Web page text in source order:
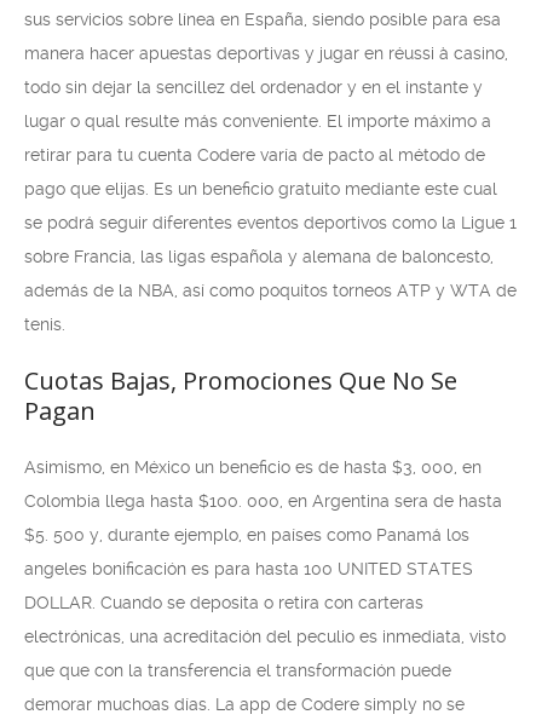
sus servicios sobre línea en España, siendo posible para esa
manera hacer apuestas deportivas y jugar en réussi à casino,
todo sin dejar la sencillez del ordenador y en el instante y
lugar o qual resulte más conveniente. El importe máximo a
retirar para tu cuenta Codere varía de pacto al método de
pago que elijas. Es un beneficio gratuito mediante este cual
se podrá seguir diferentes eventos deportivos como la Ligue 1
sobre Francia, las ligas española y alemana de baloncesto,
además de la NBA, así como poquitos torneos ATP y WTA de
tenis.
Cuotas Bajas, Promociones Que No Se
Pagan
Asimismo, en México un beneficio es de hasta $3, 000, en
Colombia llega hasta $100. 000, en Argentina sera de hasta
$5. 500 y, durante ejemplo, en países como Panamá los
angeles bonificación es para hasta 100 UNITED STATES
DOLLAR. Cuando se deposita o retira con carteras
electrónicas, una acreditación del peculio es inmediata, visto
que que con la transferencia el transformación puede
demorar muchoas días. La app de Codere simply no se